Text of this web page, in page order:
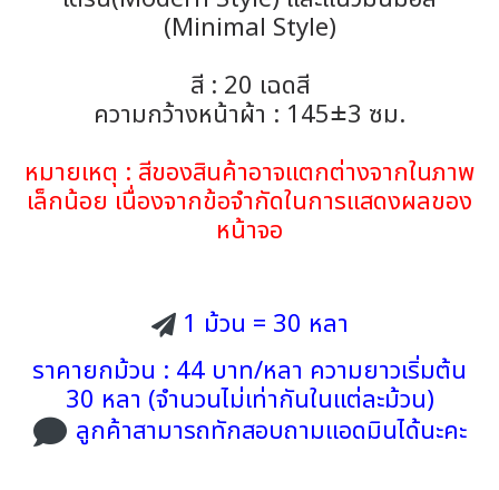
(Minimal Style)
สี : 20 เฉดสี
ความกว้างหน้าผ้า : 145±3 ซม.
หมายเหตุ : สีของสินค้าอาจแตกต่างจากในภาพ
เล็กน้อย เนื่องจากข้อจำกัดในการแสดงผลของ
หน้าจอ
1 ม้วน = 30 หลา
ราคายกม้วน : 44 บาท/หลา ความยาวเริ่มต้น
30 หลา (จำนวนไม่เท่ากันในแต่ละม้วน)
ลูกค้าสามารถทักสอบถามแอดมินได้นะคะ